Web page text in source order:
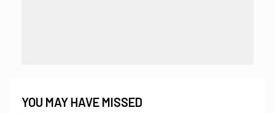
YOU MAY HAVE MISSED